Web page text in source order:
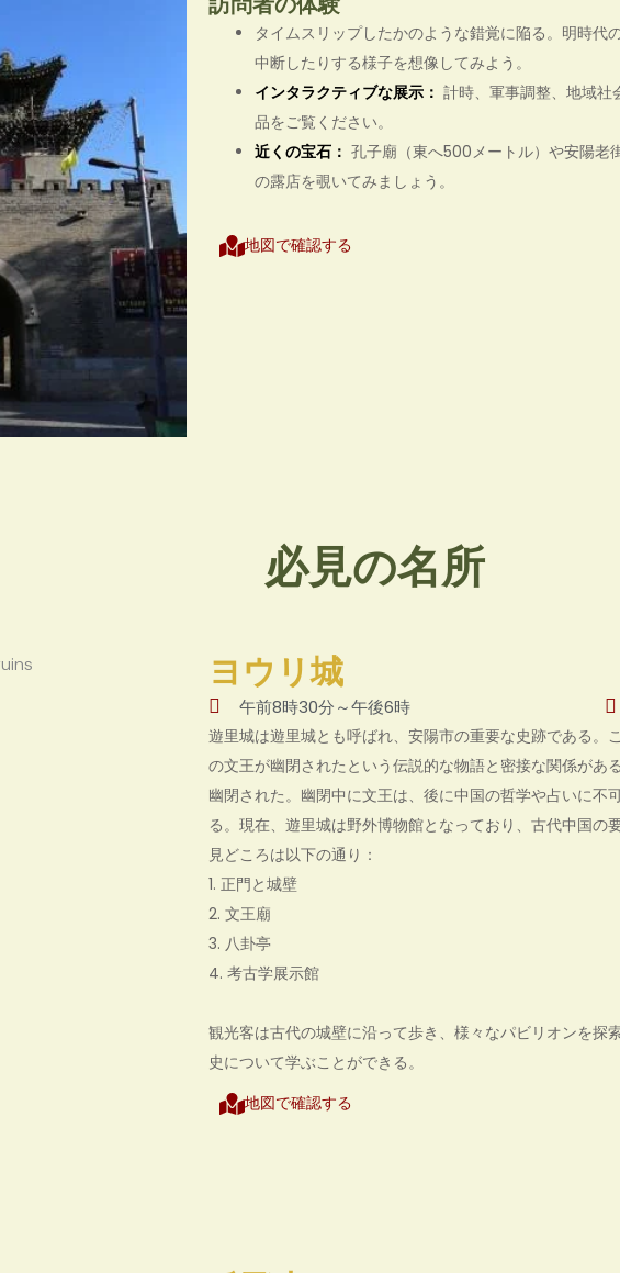
タイムスリップしたかのような錯覚に陥る。明時
中断したりする様子を想像してみよう。
インタラクティブな展示： 計時、軍事調整、地域社
品をご覧ください。
近くの宝石： 孔子廟（東へ500メートル）や安陽老
の露店を覗いてみましょう。
地図で確認する
必見の名所
ヨウリ城
午前8時30分～午後6時
遊里城は遊里城とも呼ばれ、安陽市の重要な史跡である
の文王が幽閉されたという伝説的な物語と密接な関係が
幽閉された。幽閉中に文王は、後に中国の哲学や占いに
る。現在、遊里城は野外博物館となっており、古代中国
見どころは以下の通り：
1. 正門と城壁
2. 文王廟
3. 八卦亭
4. 考古学展示館
観光客は古代の城壁に沿って歩き、様々なパビリオンを
史について学ぶことができる。
地図で確認する